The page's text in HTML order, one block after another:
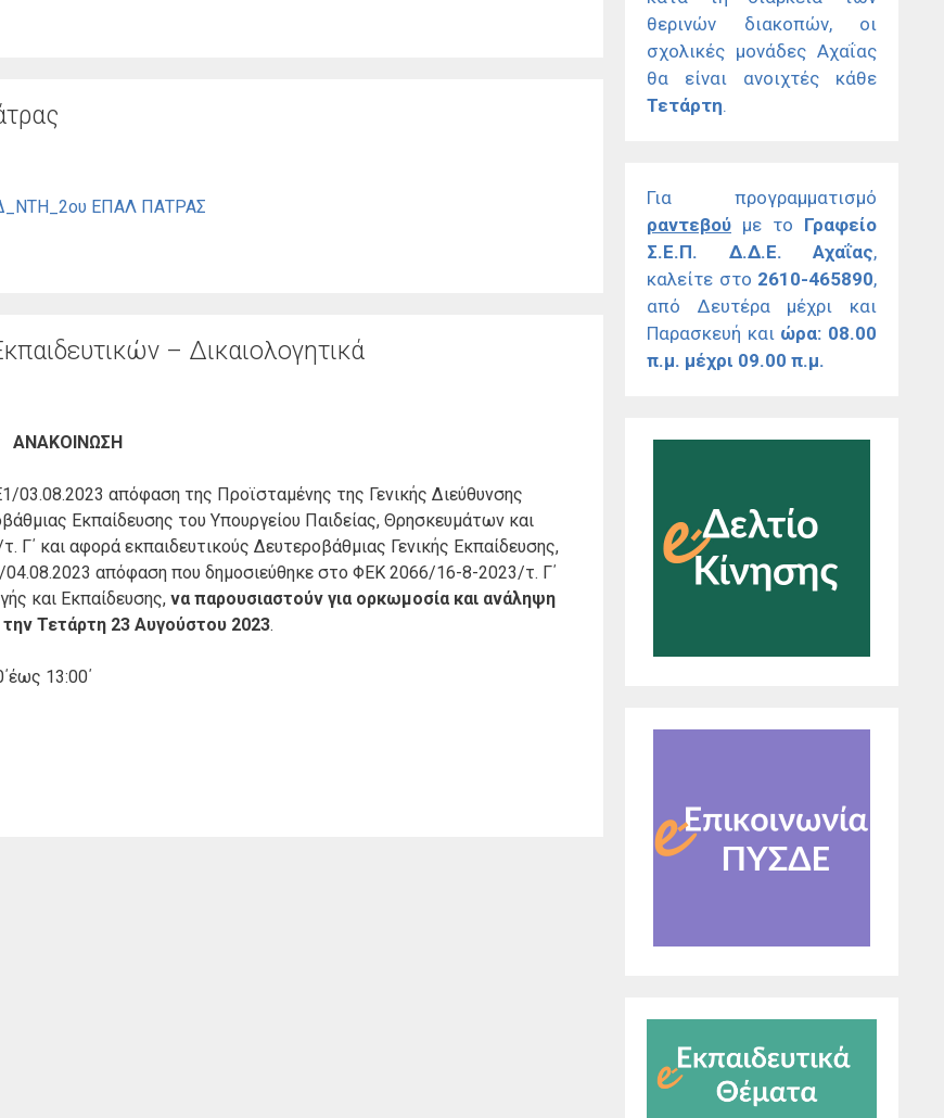
ΕΠΑΛ ΠΑΤΡΑΣ
– Δικαιολογητικά
ΑΝΑΚΟΙΝΩΣΗ
03.08.2023 απόφαση της Προϊσταμένης της Γενικής Διεύθυνσης
Εκπαίδευσης του Υπουργείου Παιδείας, Θρησκευμάτων και
και αφορά εκπαιδευτικούς Δευτεροβάθμιας Γενικής Εκπαίδευσης,
04.08.2023 απόφαση που δημοσιεύθηκε στο ΦΕΚ 2066/16-8-2023/τ. Γ΄
και Εκπαίδευσης, να παρουσιαστούν για ορκωμοσία και ανάληψη
Τετάρτη 23 Αυγούστου 2023.
13:00΄
θερινών διακοπών, οι
σχολικές μονάδες Αχαΐας
θα είναι ανοιχτές κάθε
Τετάρτη.
Για προγραμματισμό
ραντεβού με το Γραφείο
Σ.Ε.Π. Δ.Δ.Ε. Αχαΐας,
καλείτε στο 2610-465890,
από Δευτέρα μέχρι και
Παρασκευή και ώρα: 08.00
π.μ. μέχρι 09.00 π.μ.